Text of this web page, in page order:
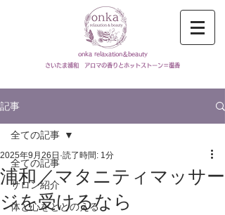
onka relaxation＆beauty
​さいたま浦和 アロマの香りとホットストーン＝温香
記事
全ての記事
サロン紹介
体と心をととのえる
全ての記事
浦和／マタニティマッサー
ジを受けるなら
2025年9月26日 読了時間: 1分